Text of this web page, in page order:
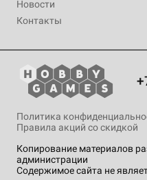
Новости
Контакты
Копирование материалов
администрации
Содержимое сайта не
Политика
Правила акций со скидкой